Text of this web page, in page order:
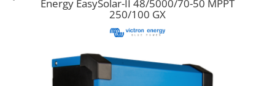
Cabluri semnalizare si control
Conductori rigizi
Energy EasySolar-II 48/5000/70-50 MPPT
250/100 GX